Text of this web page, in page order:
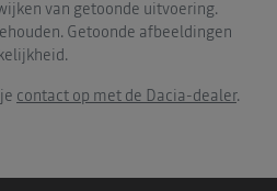
van getoonde uitvoering.
Getoonde afbeeldingen
contact op met de Dacia-dealer.